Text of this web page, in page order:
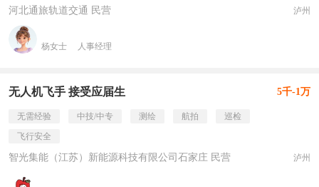
河北通旅轨道交通 民营 泸州
杨女士 人事经理
无人机飞手 接受应届生 5千-1万
无需经验 中技/中专 测绘 航拍
巡检
飞行安全
智光集能（江苏）新能源科技有限公司石家庄 民营 泸州